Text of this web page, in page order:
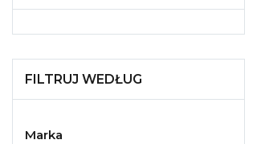
FILTRUJ WEDŁUG
Marka